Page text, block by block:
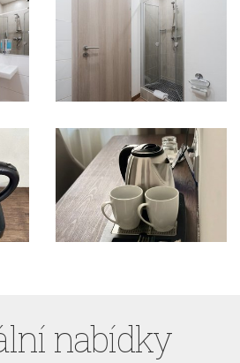
nabídky